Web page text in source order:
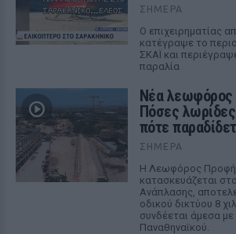
ΣΉΜΕΡΑ
Ο επιχειρηματίας
κατέγραψε το
ΣΚΑΪ και
παραλία
Νέα λεωφόρος
Πόσες λωρίδες
πότε
ΣΉΜΕΡΑ
Η Λεωφόρος
κατασκευάζεται
Ανάπλασης,
οδικού δικτύου 8
συνδέεται άμεσα
Παναθηναϊκού.